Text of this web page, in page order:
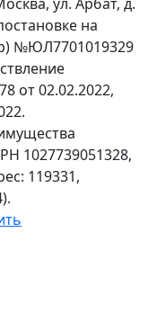
на
№ЮЛ7701019329
от 02.02.2022,
1027739051328,
119331,